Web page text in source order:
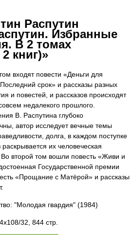
Распутин
Избранные
В 2 томах
книг)»
входят повести «Деньги для
срок» и рассказы разных
и повестей, и рассказов происходят
недалекого прошлого.
В. Распутина глубоко
автор исследует вечные темы
долга, в каждом поступке
раскрывается их человеческая
второй том вошли повесть «Живи и
Государственной премии
«Прощание с Матёрой» и рассказы
"Молодая гвардия" (1984)
32, 844 стр.